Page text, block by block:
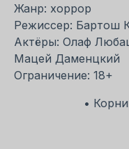
Жанр: хоррор
Режиссер: Бартош
Актёры: Олаф
Мацей Даменцкий
Ограничение: 18+
•